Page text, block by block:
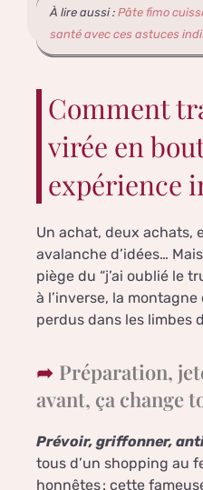
À lire aussi : Pâte fimo
santé avec ces astuces
Comment
virée en
expérience
Un achat, deux achats,
avalanche d’idées…
piège du “j’ai oublié le
à l’inverse, la
perdus dans les limbes
Préparation,
avant, ça change
Prévoir, griffonner,
tous d’un shopping au
honnêtes : cette